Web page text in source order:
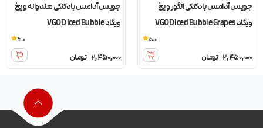
جویس آدامس بادکنکی انگور و یخ
ویگاد VGOD Iced Bubble Grapes
2,450,000 تومان
5.0
جویس آدامس بادکنکی هندوانه و یخ
ویگاد VGOD Iced Bubble
2,450,000 تومان
5.0